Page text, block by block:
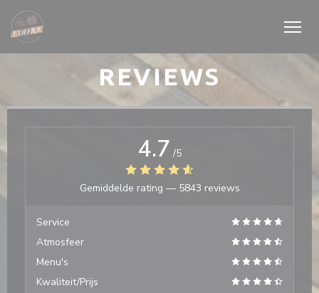
Cookies beheer paneel
REVIEWS
4.7 /5
Gemiddelde rating — 5843 reviews
Service
Atmosfeer
Menu's
Kwaliteit/Prijs